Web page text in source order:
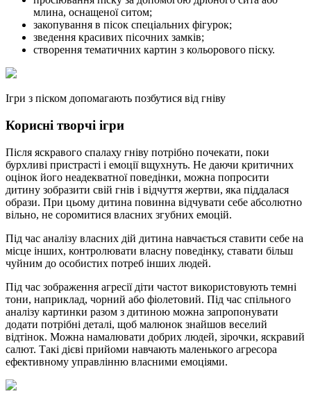
млина, оснащеної ситом;
закопування в пісок спеціальних фігурок;
зведення красивих пісочних замків;
створення тематичних картин з кольорового піску.
Ігри з піском допомагають позбутися від гніву
Корисні творчі ігри
Після яскравого спалаху гніву потрібно почекати, поки
бурхливі пристрасті і емоції вщухнуть. Не даючи критичних
оцінок його неадекватної поведінки, можна попросити
дитину зобразити свій гнів і відчуття жертви, яка піддалася
образи. При цьому дитина повинна відчувати себе абсолютно
вільно, не соромитися власних згубних емоцій.
Під час аналізу власних дій дитина навчається ставити себе на
місце інших, контролювати власну поведінку, ставати більш
чуйним до особистих потреб інших людей.
Під час зображення агресії діти частот використовують темні
тони, наприклад, чорний або фіолетовий. Під час спільного
аналізу картинки разом з дитиною можна запропонувати
додати потрібні деталі, щоб малюнок знайшов веселий
відтінок. Можна намалювати добрих людей, зірочки, яскравий
салют. Такі дієві прийоми навчають маленького агресора
ефективному управлінню власними емоціями.